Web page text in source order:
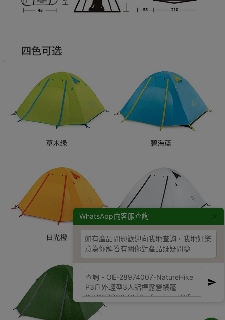
WhatsApp向客服查詢
如有產品問題歡迎向我地查詢，我地好樂
意為你解答有關你對產品既疑問😀